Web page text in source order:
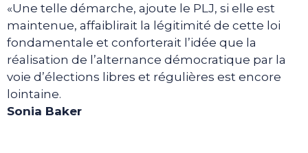
«Une telle démarche, ajoute le PLJ, si elle est
maintenue, affaiblirait la légitimité de cette loi
fondamentale et conforterait l’idée que la
réalisation de l’alternance démocratique par la
voie d’élections libres et régulières est encore
lointaine.
Sonia Baker